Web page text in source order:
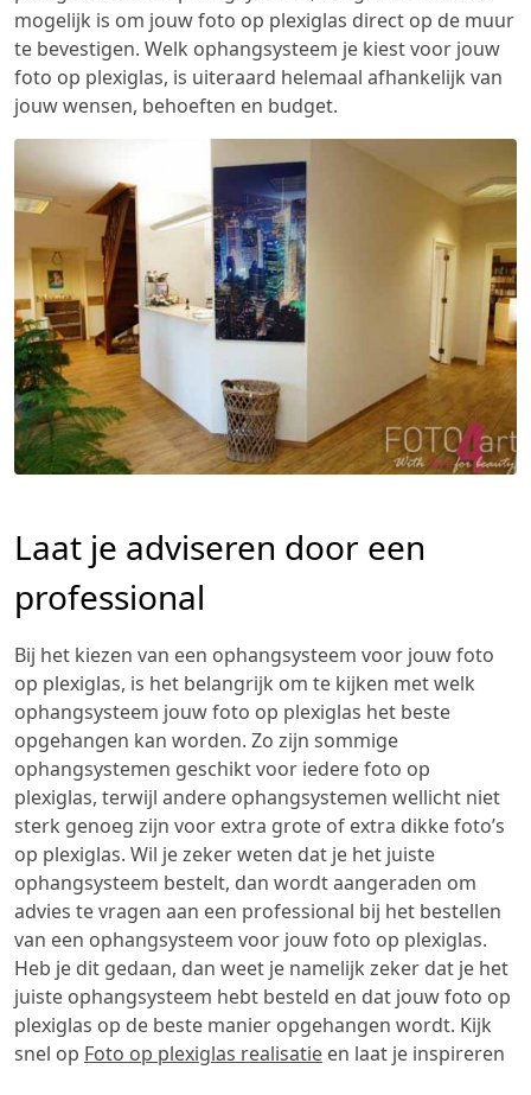
mogelijk is om jouw foto op plexiglas direct op de muur
te bevestigen. Welk ophangsysteem je kiest voor jouw
foto op plexiglas, is uiteraard helemaal afhankelijk van
jouw wensen, behoeften en budget.
Laat je adviseren door een
professional
Bij het kiezen van een ophangsysteem voor jouw foto
op plexiglas, is het belangrijk om te kijken met welk
ophangsysteem jouw foto op plexiglas het beste
opgehangen kan worden. Zo zijn sommige
ophangsystemen geschikt voor iedere foto op
plexiglas, terwijl andere ophangsystemen wellicht niet
sterk genoeg zijn voor extra grote of extra dikke foto’s
op plexiglas. Wil je zeker weten dat je het juiste
ophangsysteem bestelt, dan wordt aangeraden om
advies te vragen aan een professional bij het bestellen
van een ophangsysteem voor jouw foto op plexiglas.
Heb je dit gedaan, dan weet je namelijk zeker dat je het
juiste ophangsysteem hebt besteld en dat jouw foto op
plexiglas op de beste manier opgehangen wordt. Kijk
snel op Foto op plexiglas realisatie en laat je inspireren